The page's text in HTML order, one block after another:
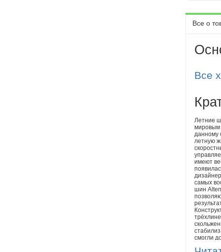
Все о
Все
Летние
мировым
данному
летную
имеют
самых
шин
смогли